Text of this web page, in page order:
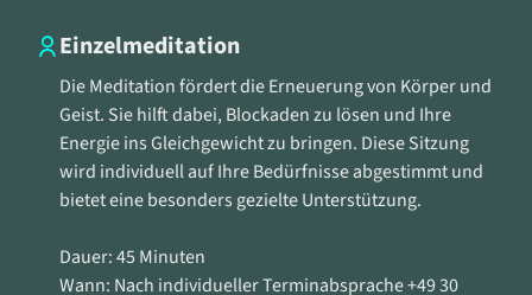
Bhastrika: Kraftvolles Atmen zur Reinigung und
Vitalisierung des Körpers.
Kapalbhati: Eine schnelle Atemtechnik, die hilft,
den Geist zu beruhigen und den Körper zu
energetisieren.
Anulom Vilom: Alternierendes Nasenloch-Atmen
Bhramari: Summendes Atmen zur Beruhigung des
Nervensystems und zur Förderung der
Einzelmeditation
Die Meditation fördert die Erneuerung von Körper und
Geist. Sie hilft dabei, Blockaden zu lösen und Ihre
Energie ins Gleichgewicht zu bringen. Diese Sitzung
wird individuell auf Ihre Bedürfnisse abgestimmt und
bietet eine besonders gezielte Unterstützung.
Dauer: 45 Minuten
Wann: Nach individueller Terminabsprache +49 30